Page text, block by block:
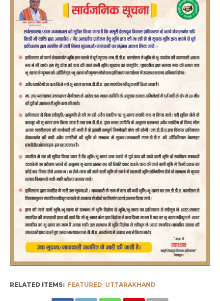
RELATED ITEMS: FEATURED, UTTARAKHAND